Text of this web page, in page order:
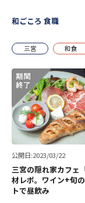
和ごころ 食職
三宮 和食
公開日:2023/03/22
三宮の隠れ家カフェ
材レポ。ワイン+旬
トで昼飲み